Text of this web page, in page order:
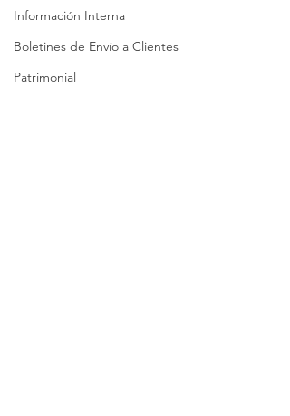
Información Interna
Boletines de Envío a Clientes
Patrimonial